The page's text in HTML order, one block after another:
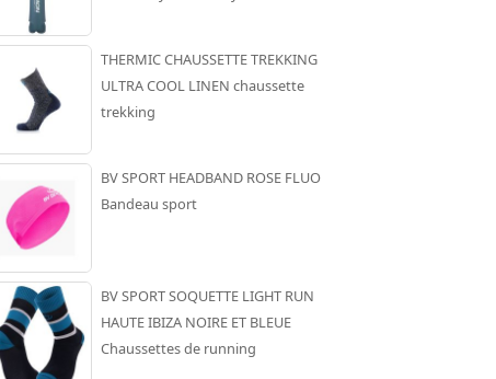
THERMIC CHAUSSETTE TREKKING
ULTRA COOL LINEN chaussette
trekking
BV SPORT HEADBAND ROSE FLUO
Bandeau sport
BV SPORT SOQUETTE LIGHT RUN
HAUTE IBIZA NOIRE ET BLEUE
Chaussettes de running